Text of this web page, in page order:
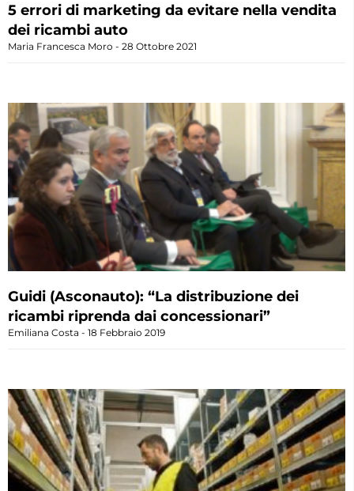
5 errori di marketing da evitare nella vendita
dei ricambi auto
Maria Francesca Moro 28 Ottobre 2021
Guidi (Asconauto): “La distribuzione dei
ricambi riprenda dai concessionari”
Emiliana Costa 18 Febbraio 2019